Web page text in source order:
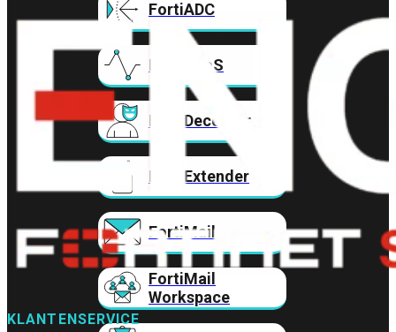
FortiADC
FortiDDoS
FortiDeceptor
FortiExtender
FortiMail
FortiMail
Workspace
KLANTENSERVICE